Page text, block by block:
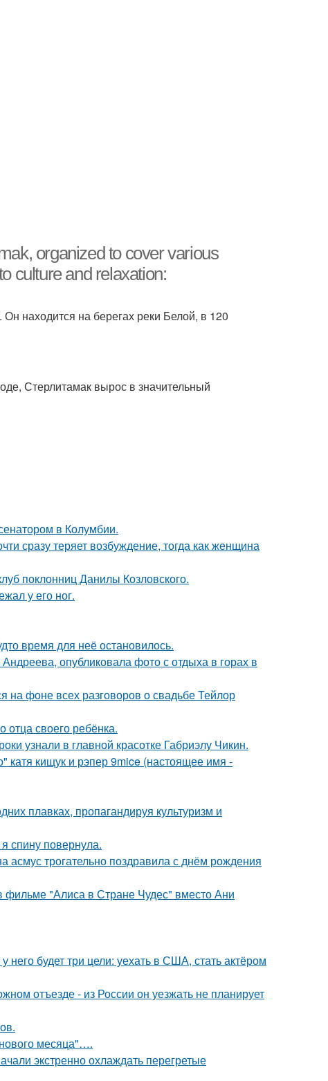
organized to cover various
culture and relaxation:
находится на берегах реки Белой, в 120
Стерлитамак вырос в значительный
в Колумбии.
сразу теряет возбуждение, тогда как женщина
поклонниц Данилы Козловского.
у его ног.
время для неё остановилось.
опубликовала фото с отдыха в горах в
на фоне всех разговоров о свадьбе Тейлор
отца своего ребёнка.
узнали в главной красотке Габриэлу Чикин.
катя кищук и рэпер 9mice (настоящее имя -
плавках, пропагандируя культуризм и
спину повернула.
трогательно поздравила с днём рождения
фильме "Алиса в Стране Чудес" вместо Ани
будет три цели: уехать в США, стать актёром
отъезде - из России он уезжать не планирует
месяца"….
экстренно охлаждать перегретые